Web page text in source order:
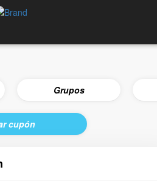
Grupos
cupón